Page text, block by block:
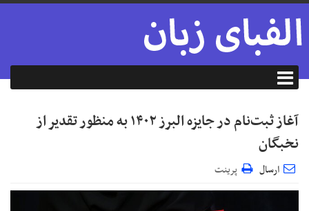
آغاز ثبت‌نام در جایزه البرز ۱۴۰۲ به منظور تقدیر از
نخبگان
ارسال پرینت